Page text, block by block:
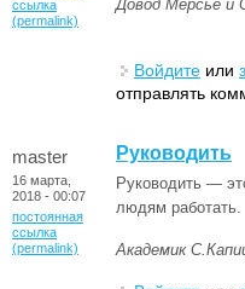
ссылка
(permalink)
Довод Мерсье и
Войдите или
отправлять
master
16 марта,
2018 - 00:07
постоянная
ссылка
(permalink)
Руководить
Руководить —
людям работать.
Академик